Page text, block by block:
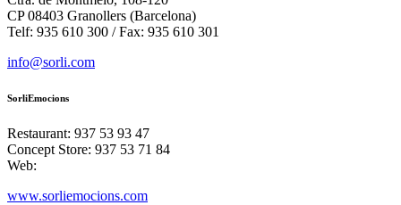
CP 08403 Granollers (Barcelona)
Telf: 935 610 300 / Fax: 935 610 301
info@sorli.com
SorliEmocions
Restaurant: 937 53 93 47
Concept Store: 937 53 71 84
Web:
www.sorliemocions.com